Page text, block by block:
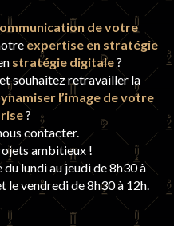
de votre
expertise en stratégie
stratégie digitale?
souhaitez retravailler la
l’image de votre
?
contacter.
ambitieux !
lundi au jeudi de 8h30 à
le vendredi de 8h30 à 12h.